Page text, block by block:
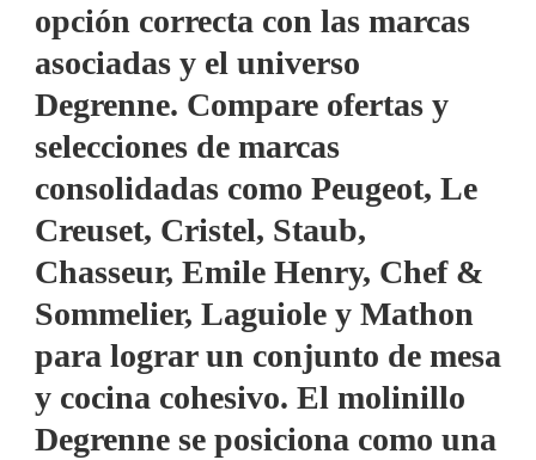
opción correcta con las marcas
asociadas y el universo
Degrenne. Compare ofertas y
selecciones de marcas
consolidadas como Peugeot, Le
Creuset, Cristel, Staub,
Chasseur, Emile Henry, Chef &
Sommelier, Laguiole y Mathon
para lograr un conjunto de mesa
y cocina cohesivo. El molinillo
Degrenne se posiciona como una